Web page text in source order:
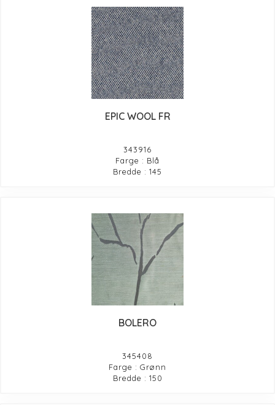
EPIC WOOL FR
343916
Farge : Blå
Bredde : 145
BOLERO
345408
Farge : Grønn
Bredde : 150